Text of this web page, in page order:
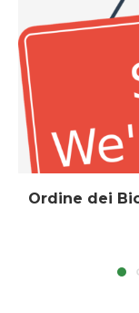
Ordine dei